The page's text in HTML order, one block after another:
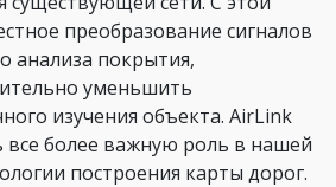
преобразование сигналов
анализа покрытия,
уменьшить
изучения объекта. AirLink
все более важную роль в нашей
построения карты дорог.